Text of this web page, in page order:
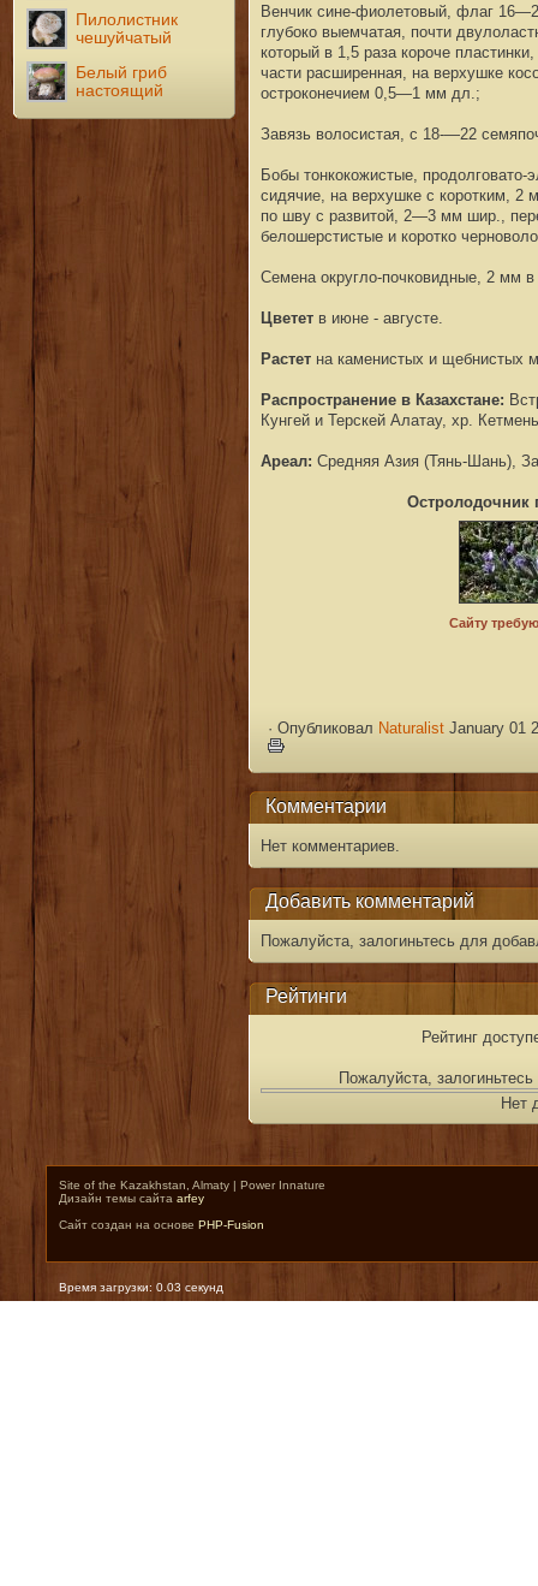
Пилолистник
чешуйчатый
Белый гриб
настоящий
Венчик сине-фиолетовый, флаг
глубоко выемчатая, почти
который в 1,5 раза короче
части расширенная, на верхушке
остроконечием 0,5—1 мм дл.;
Завязь волосистая, с 18-—22
Бобы тонкокожистые,
сидячие, на верхушке с коротким,
по шву с развитой, 2—3 мм шир.,
белошерстистые и коротко
Семена округло-почковидные, 2 мм
Цветет в июне - августе.
Растет на каменистых и щебнистых
Распространение в Казахстане:
Кунгей и Терскей Алатау, хр.
Ареал: Средняя Азия (Тянь-Шань),
Остролодочник
· Опубликовал Naturalist January 01
Комментарии
Нет комментариев.
Добавить комментарий
Пожалуйста, залогиньтесь для
Рейтинги
Рейтинг
Пожалуйста,
Нет
Site of the Kazakhstan, Almaty | Power Innature
Дизайн темы сайта arfey
Сайт создан на основе PHP-Fusion
Время загрузки: 0.03 секунд